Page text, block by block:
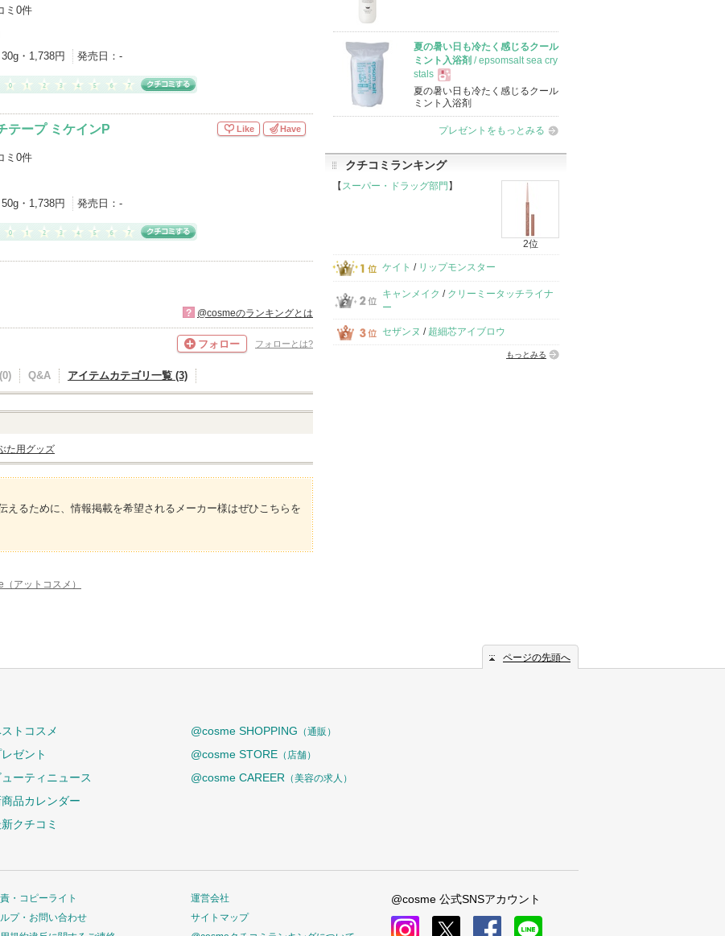
ミ0件
30g・1,738円 発売日： -
テープ ミケインP
ミ0件
50g・1,738円 発売日： -
Like Have
? @cosmeのランキングとは
フォロー フォローとは?
Q&A アイテムカテゴリ一覧 (3)
た用グッズ
えるために、情報掲載を希望されるメーカー様はぜひこちらを
（アットコスメ）
品
夏の暑い日も冷たく感じるクール
ミント入浴剤 / epsomsalt sea cry
stals
現
品
夏の暑い日も冷たく感じるクール
ミント入浴剤
プレゼントをもっとみる
クチコミランキング
【 スーパー・ドラッグ部門 】
2位
ケイト / リップモンスター
キャンメイク / クリーミータッチライナ
ー
セザンヌ / 超細芯アイブロウ
もっとみる
ページの先頭へ
トコスメ
ゼント
ューティニュース
商品カレンダー
クチコミ
@cosme SHOPPING （通販）
@cosme STORE （店舗）
@cosme CAREER （美容の求人）
・コピーライト
プ・お問い合わせ
運営会社
サイトマップ
@cosme 公式SNSアカウント